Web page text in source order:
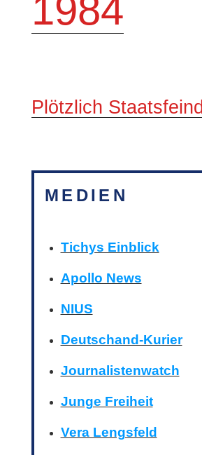
1984
Plötzlich Staatsfeind
MEDIEN
Tichys Einblick
Apollo News
NIUS
Deutschand-Kurier
Journalistenwatch
Junge Freiheit
Vera Lengsfeld